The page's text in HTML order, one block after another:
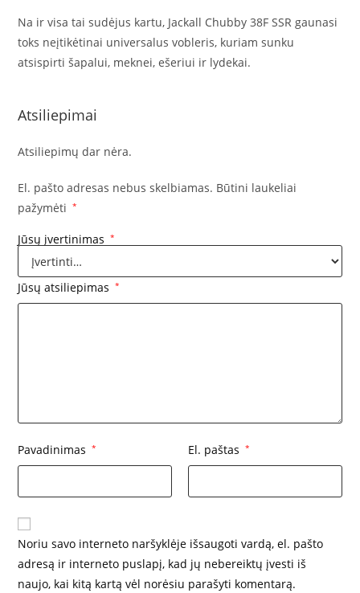
Na ir visa tai sudėjus kartu, Jackall Chubby 38F SSR gaunasi
toks neįtikėtinai universalus vobleris, kuriam sunku
atsispirti šapalui, meknei, ešeriui ir lydekai.
Atsiliepimai
Atsiliepimų dar nėra.
El. pašto adresas nebus skelbiamas. Būtini laukeliai
pažymėti
*
Jūsų įvertinimas *
Jūsų atsiliepimas *
Pavadinimas * El. paštas *
Noriu savo interneto naršyklėje išsaugoti vardą, el. pašto
adresą ir interneto puslapį, kad jų nebereiktų įvesti iš
naujo, kai kitą kartą vėl norėsiu parašyti komentarą.